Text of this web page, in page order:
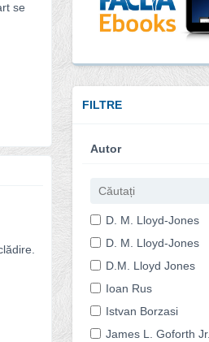
se
FILTRE
Autor
D. M. Lloyd-Jones
D. M. Lloyd-Jones
D.M. Lloyd Jones
Ioan Rus
Istvan Borzasi
James L. Goforth Jr.